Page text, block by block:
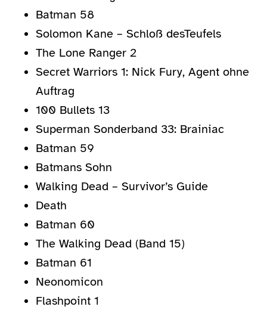
Batman 58
Solomon Kane – Schloß desTeufels
The Lone Ranger 2
Secret Warriors 1: Nick Fury, Agent ohne
Auftrag
100 Bullets 13
Superman Sonderband 33: Brainiac
Batman 59
Batmans Sohn
Walking Dead – Survivor’s Guide
Death
Batman 60
The Walking Dead (Band 15)
Batman 61
Neonomicon
Flashpoint 1